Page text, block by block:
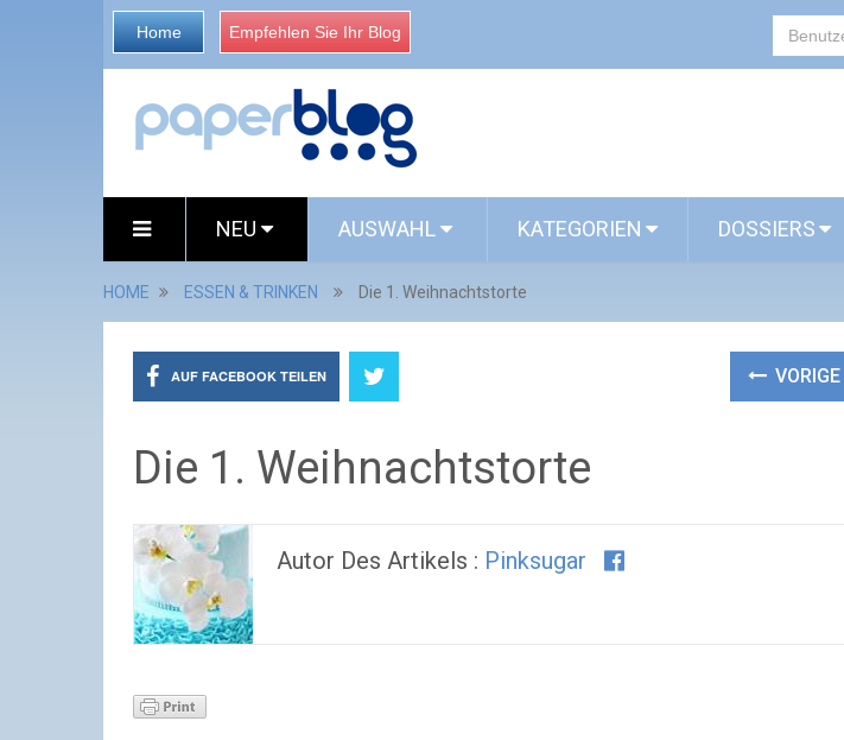
Home Empfehlen Sie Ihr Blog
NEU AUSWAHL KATEGORIEN DOSSIERS
HOME ESSEN & TRINKEN Die 1. Weihnachtstorte
AUF FACEBOOK TEILEN VORIGE
Die 1. Weihnachtstorte
Autor Des Artikels : Pinksugar